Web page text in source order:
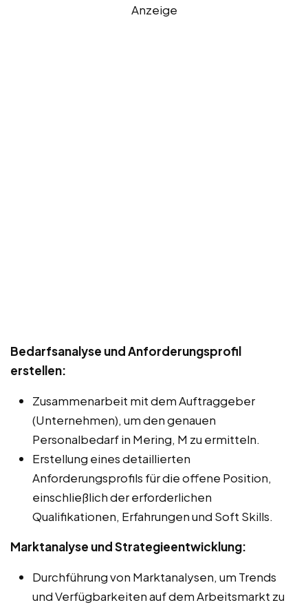
Anzeige
Bedarfsanalyse und Anforderungsprofil
erstellen:
Zusammenarbeit mit dem Auftraggeber
(Unternehmen), um den genauen
Personalbedarf in Mering, M zu ermitteln.
Erstellung eines detaillierten
Anforderungsprofils für die offene Position,
einschließlich der erforderlichen
Qualifikationen, Erfahrungen und Soft Skills.
Marktanalyse und Strategieentwicklung:
Durchführung von Marktanalysen, um Trends
und Verfügbarkeiten auf dem Arbeitsmarkt zu